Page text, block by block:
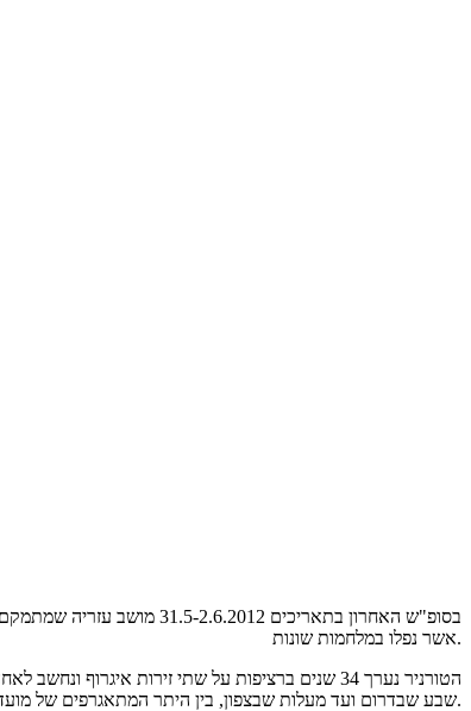
אשר נפלו במלחמות שונות.
שבע שבדרום ועד מעלות שבצפון, בין היתר המתאגרפים של מועדון האיגרוף של העיר לוד לקחו חלק בתחרות.